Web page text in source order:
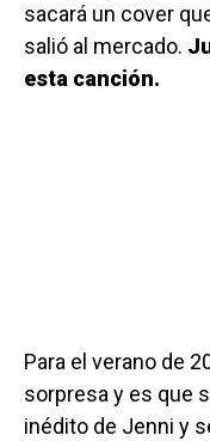
sacará un cover
salió al mercado.
esta canción.
Para el verano de
sorpresa y es que
inédito de Jenni y